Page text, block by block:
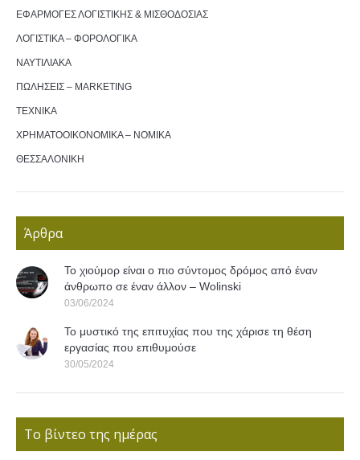
ΕΦΑΡΜΟΓΕΣ ΛΟΓΙΣΤΙΚΗΣ & ΜΙΣΘΟΔΟΣΙΑΣ
ΛΟΓΙΣΤΙΚΑ – ΦΟΡΟΛΟΓΙΚΑ
ΝΑΥΤΙΛΙΑΚΑ
ΠΩΛΗΣΕΙΣ – MARKETING
ΤΕΧΝΙΚΑ
ΧΡΗΜΑΤΟΟΙΚΟΝΟΜΙΚΑ – ΝΟΜΙΚΑ
ΘΕΣΣΑΛΟΝΙΚΗ
Άρθρα
Το χιούμορ είναι ο πιο σύντομος δρόμος από έναν
άνθρωπο σε έναν άλλον – Wolinski
03/06/2024
Το μυστικό της επιτυχίας που της χάρισε τη θέση
εργασίας που επιθυμούσε
30/05/2024
Το βίντεο της ημέρας